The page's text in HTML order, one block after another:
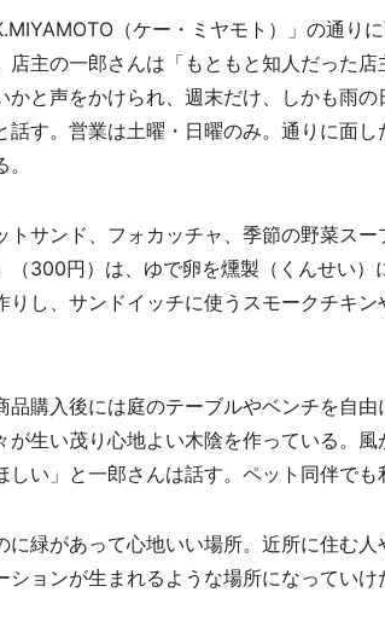
（ケー・ミヤモト）」の通り
主の一郎さんは「もともと知人だった店
かと声をかけられ、週末だけ、しかも雨
話す。営業は土曜・日曜のみ。通りに面
サンド、フォカッチャ、季節の野菜スー
（300円）は、ゆで卵を燻製（くんせい）
りし、サンドイッチに使うスモークチキ
購入後には庭のテーブルやベンチを自由
が生い茂り心地よい木陰を作っている。
い」と一郎さんは話す。ペット同伴でも
緑があって心地いい場所。近所に住む人
ョンが生まれるような場所になっていけ